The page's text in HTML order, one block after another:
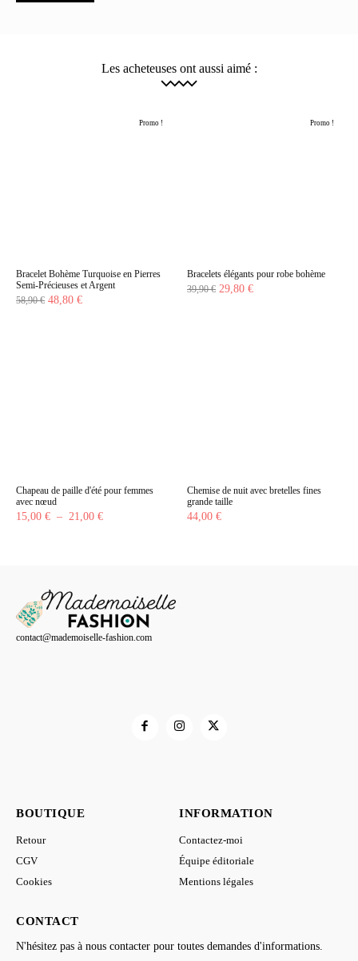
Les acheteuses ont aussi aimé :
Promo !
Bracelet Bohème Turquoise en Pierres
Semi-Précieuses et Argent
58,90€ Le
48,80 €Le
Promo !
Bracelets élégants pour robe bohème
39,90€ Le
29,80 €Le
Chapeau de paille d'été pour femmes
avec nœud
15,00 € – 21,00 €Plage
21,00 €
Chemise de nuit avec bretelles fines
grande taille
44,00 €
contact@mademoiselle-fashion.com
BOUTIQUE
Retour
CGV
Cookies
INFORMATION
Contactez-moi
Équipe éditoriale
Mentions légales
CONTACT
N'hésitez pas à nous contacter pour toutes demandes d'informations.